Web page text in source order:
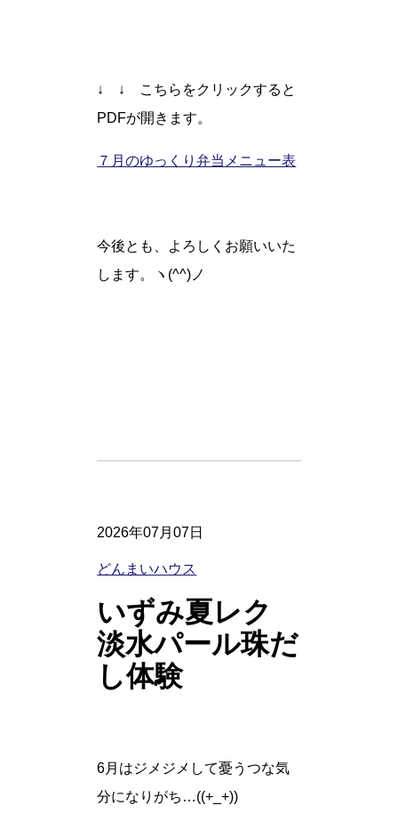
↓ ↓ こちらをクリックすると
PDFが開きます。
７月のゆっくり弁当メニュー表
今後とも、よろしくお願いいた
します。ヽ(^^)ノ
2026年07月07日
どんまいハウス
いずみ夏レク
淡水パール珠だ
し体験
6月はジメジメして憂うつな気
分になりがち…((+_+))